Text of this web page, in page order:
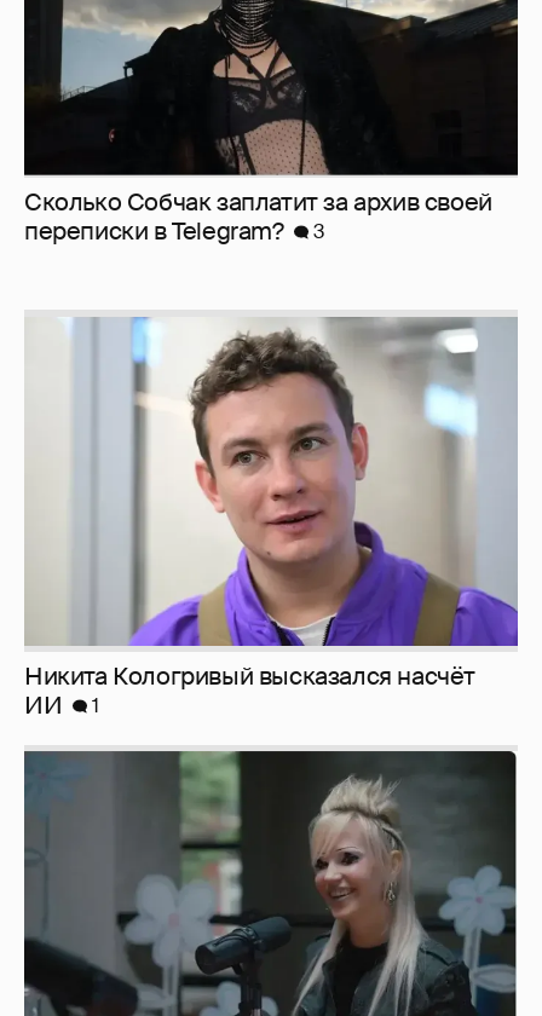
Сколько Собчак заплатит за архив своей
перeписки в Telegram?
3
Никита Кологривый высказался насчёт
ИИ
1